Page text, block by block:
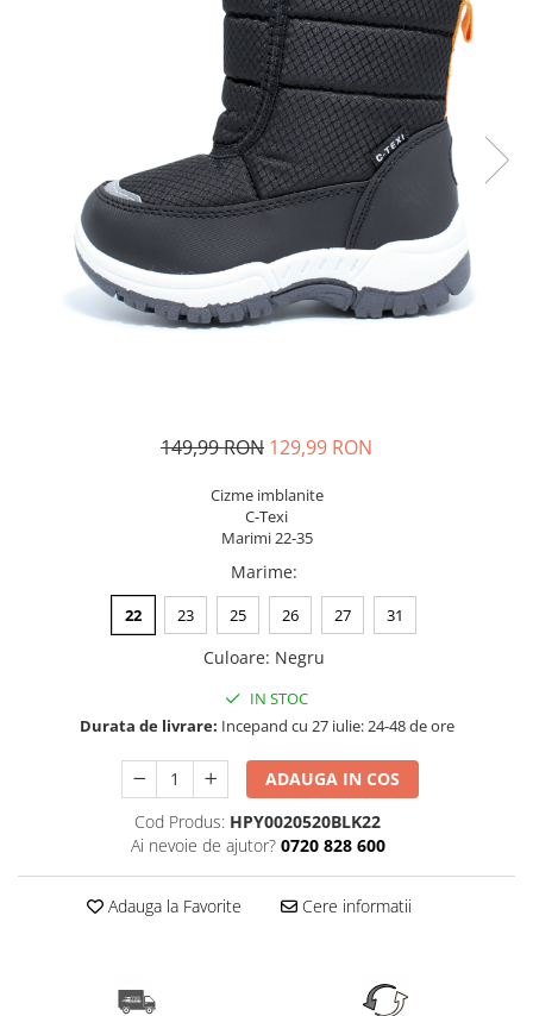
149,99 RON 129,99 RON
Cizme imblanite
C-Texi
Marimi 22-35
Marime:
22 23 25 26 27 31
Culoare: Negru
IN STOC
Durata de livrare: Incepand cu 27 iulie: 24-48 de ore
ADAUGA IN COS
Cod Produs: HPY0020520BLK22
Ai nevoie de ajutor? 0720 828 600
Adauga la Favorite Cere informatii